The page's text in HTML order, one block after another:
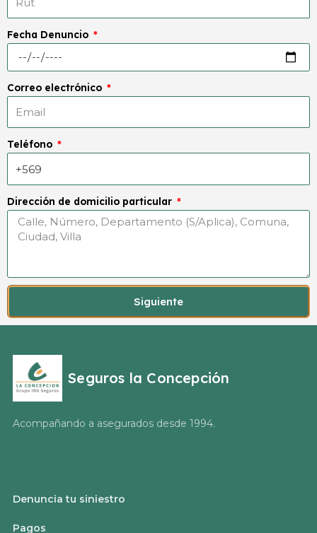
Fecha Denuncio
Correo electrónico
Teléfono
Dirección de domicilio particular
Siguiente
Seguros la Concepción
Acompañando a asegurados desde 1994.
Denuncia tu siniestro
Pagos